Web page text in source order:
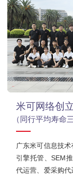
米可网络创
（同行平均寿命
广东米可信息技
引擎托管、SEM
代运营、爱采购代